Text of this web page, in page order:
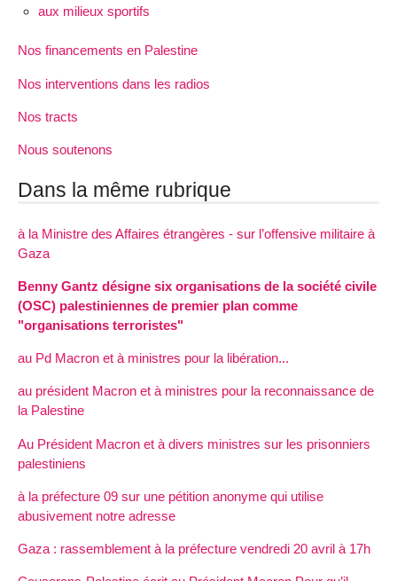
aux milieux sportifs
Nos financements en Palestine
Nos interventions dans les radios
Nos tracts
Nous soutenons
Dans la même rubrique
à la Ministre des Affaires étrangères - sur l’offensive militaire à
Gaza
Benny Gantz désigne six organisations de la société civile
(OSC) palestiniennes de premier plan comme
"organisations terroristes"
au Pd Macron et à ministres pour la libération...
au président Macron et à ministres pour la reconnaissance de
la Palestine
Au Président Macron et à divers ministres sur les prisonniers
palestiniens
à la préfecture 09 sur une pétition anonyme qui utilise
abusivement notre adresse
Gaza : rassemblement à la préfecture vendredi 20 avril à 17h